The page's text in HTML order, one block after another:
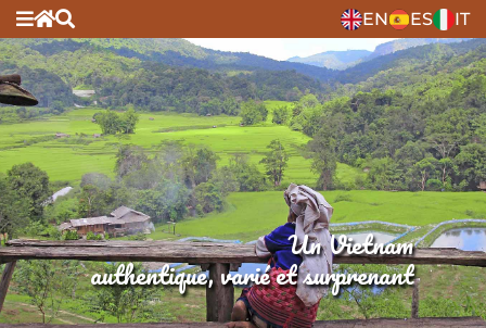
EN ES IT
Un Vietnam
authentique, varié et surprenant